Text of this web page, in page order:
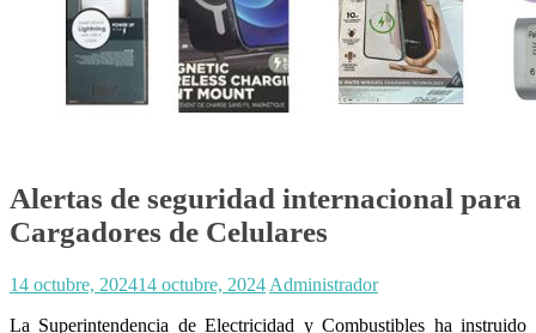
Alertas de seguridad internacional para
Cargadores de Celulares
14 octubre, 202414 octubre, 2024 Administrador
La Superintendencia de Electricidad y Combustibles ha instruido